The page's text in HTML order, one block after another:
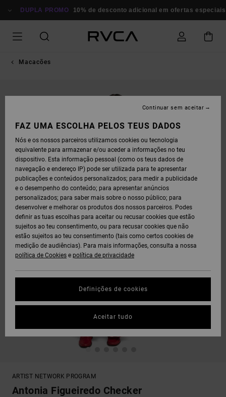
PARA
DUPLA PROMO 10% de desconto adicional em ofertas especiais
Macacões
ARTIST NETWORK PROGRAM
Antonia Figueiredo Checker
FAZ UMA ESCOLHA PELOS TEUS DADOS
Nós e os nossos parceiros utilizamos cookies ou tecnologia
equivalente para armazenar e/ou aceder a informações no teu
dispositivo. Esta informação pessoal (como os teus dados de
navegação e endereço IP) pode ser utilizada para te apresentar
publicações e conteúdos personalizados; para medir a publicidade
e o desempenho do conteúdo; para apresentar anúncios
personalizados; para saber mais sobre o nosso público; para
desenvolver e melhorar os produtos dos nossos parceiros. Podes
definir as tuas escolhas para aceitar ou recusar cookies que estão
sujeitos ao teu consentimento, ou para recusar cookies que não
estão sujeitos ao teu consentimento (tais como certos cookies de
medição de audiências). Para mais informações, consulta a nossa
política de Cookies e política de privacidade
Definições de cookies
Continuar sem aceitar
Aceitar tudo